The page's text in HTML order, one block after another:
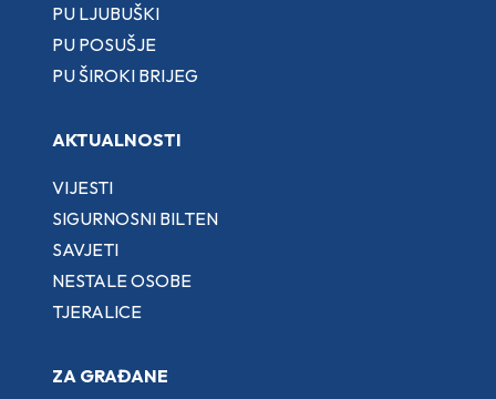
PU LJUBUŠKI
PU POSUŠJE
PU ŠIROKI BRIJEG
AKTUALNOSTI
VIJESTI
SIGURNOSNI BILTEN
SAVJETI
NESTALE OSOBE
TJERALICE
ZA GRAĐANE